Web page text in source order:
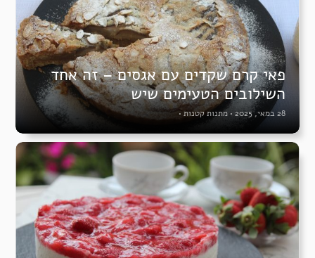
פאי קרם שקדים עם אגסים – זה אחד
השילובים הטעימים שיש
28 במאי, 2025 • מתנות קטנות •